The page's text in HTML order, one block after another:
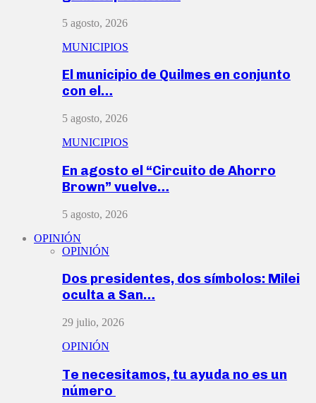
5 agosto, 2026
MUNICIPIOS
El municipio de Quilmes en conjunto
con el…
5 agosto, 2026
MUNICIPIOS
En agosto el “Circuito de Ahorro
Brown” vuelve…
5 agosto, 2026
OPINIÓN
OPINIÓN
Dos presidentes, dos símbolos: Milei
oculta a San…
29 julio, 2026
OPINIÓN
Te necesitamos, tu ayuda no es un
número